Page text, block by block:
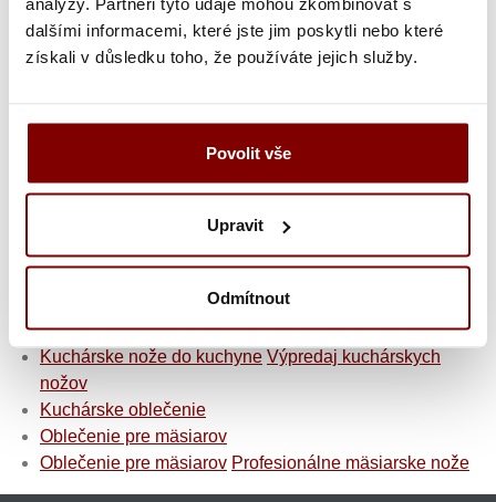
dalšími informacemi, které jste jim poskytli nebo které
získali v důsledku toho, že používáte jejich služby.
Povolit vše
Upravit
Odmítnout
vlnitý vzor s umeleckou hodnotou, vďaka čomu je
jedinečným kusom, ktorý sa odlišuje od ostatných nožov
na trhu.
chrbát, ergonomická rukoväť zo živice pakka z dreva
pohodlný úchop.
Kuchárske nože do kuchyne
Kuchárske nože do kuchyne Kuchárske sekáčiky
Kuchárske nože do kuchyne Výpredaj kuchárskych
nožov
Kuchárske oblečenie
Oblečenie pre mäsiarov
Oblečenie pre mäsiarov Profesionálne mäsiarske nože